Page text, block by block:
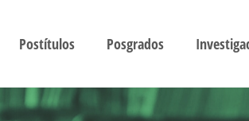
Postítulos Posgrados